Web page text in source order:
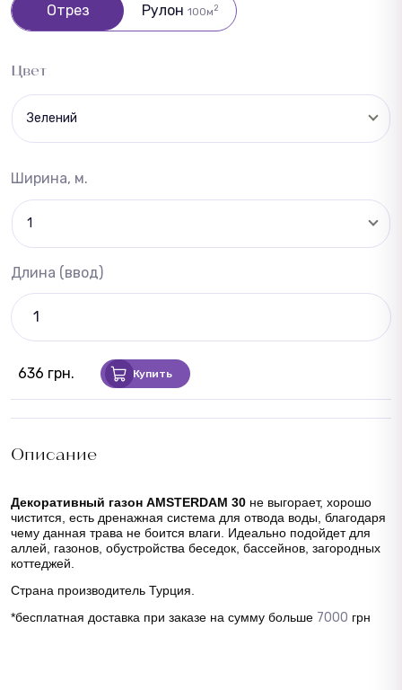
Рулон 100м2
Отрез
Цвет
Зелений
Ширина, м.
1
Длина (ввод)
636 грн. Купить
Описание
Декоративный газон AMSTERDAM 30 не выгорает, хорошо
чистится, есть дренажная система для отвода воды, благодаря
чему данная трава не боится влаги. Идеально подойдет для
аллей, газонов, обустройства беседок, бассейнов, загородных
коттеджей.
Страна производитель Турция.
*бесплатная доставка при заказе на сумму больше 7000 грн